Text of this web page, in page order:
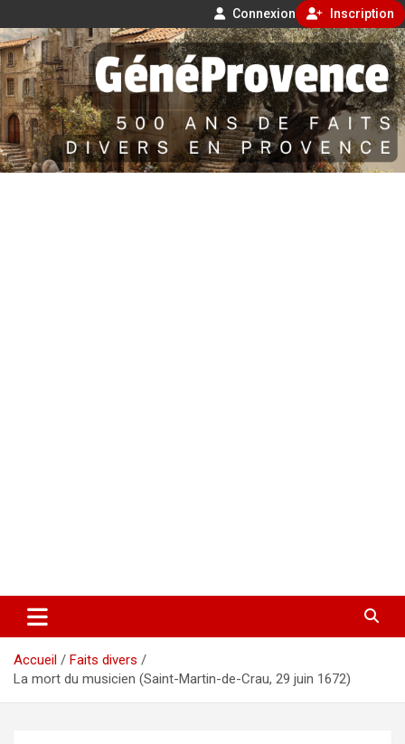
Connexion Inscription
Aller
au
contenu
GénéProvence
500 ans de faits divers en Provence
Accueil
Faits divers
La mort du musicien (Saint-Martin-de-Crau, 29 juin 1672)